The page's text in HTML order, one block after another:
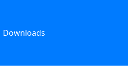
Downloads